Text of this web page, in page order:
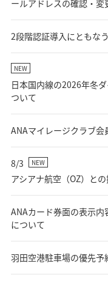
ールアドレスの確認・変
2段階認証導入にともな
NEW
日本国内線の2026年冬
ついて
ANAマイレージクラブ
8/3 NEW
アシアナ航空（OZ）と
ANAカード券面の表示
について
羽田空港駐車場の優先